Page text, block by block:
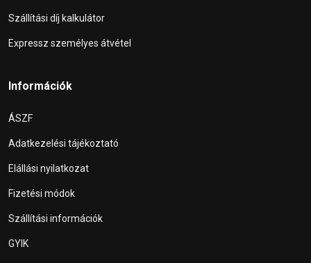
Szállítási díj kalkulátor
Expressz személyes átvétel
Információk
ÁSZF
Adatkezelési tájékoztató
Elállási nyilatkozat
Fizetési módok
Szállítási információk
GYIK